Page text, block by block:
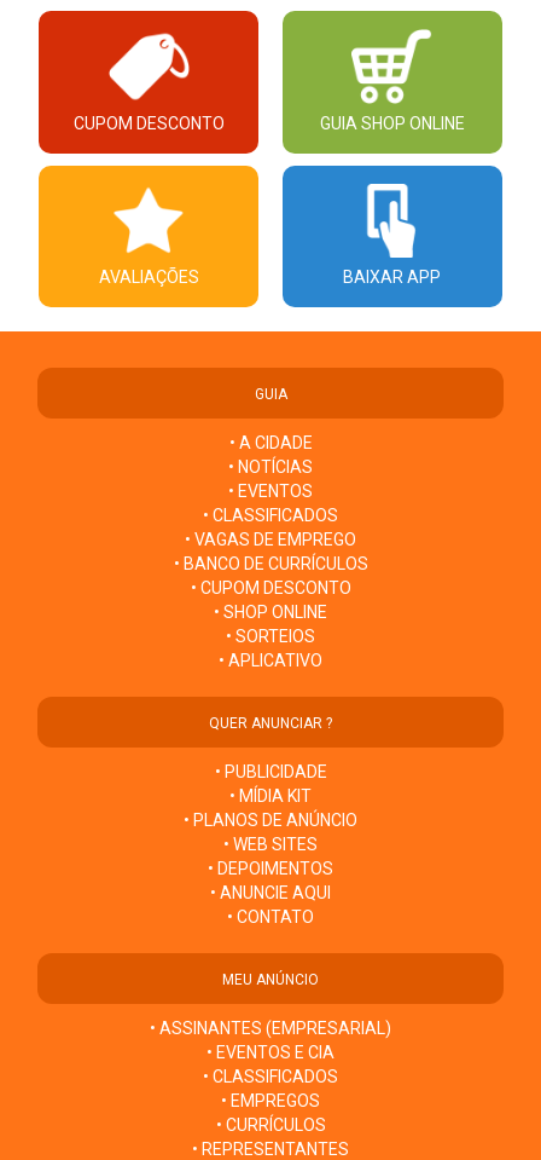
CUPOM DESCONTO GUIA SHOP ONLINE
AVALIAÇÕES BAIXAR APP
GUIA
• A CIDADE
• NOTÍCIAS
• EVENTOS
• CLASSIFICADOS
• VAGAS DE EMPREGO
• BANCO DE CURRÍCULOS
• CUPOM DESCONTO
• SHOP ONLINE
• SORTEIOS
• APLICATIVO
QUER ANUNCIAR ?
• PUBLICIDADE
• MÍDIA KIT
• PLANOS DE ANÚNCIO
• WEB SITES
• DEPOIMENTOS
• ANUNCIE AQUI
• CONTATO
MEU ANÚNCIO
• ASSINANTES (EMPRESARIAL)
• EVENTOS E CIA
• CLASSIFICADOS
• EMPREGOS
• CURRÍCULOS
• REPRESENTANTES